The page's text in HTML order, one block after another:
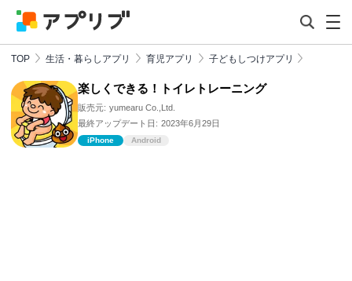
TOP 生活・暮らしアプリ 育児アプリ 子どもしつけアプリ
楽しくできる！トイレトレーニング
販売元: yumearu Co.,Ltd.
最終アップデート日: 2023年6月29日
iPhone Android